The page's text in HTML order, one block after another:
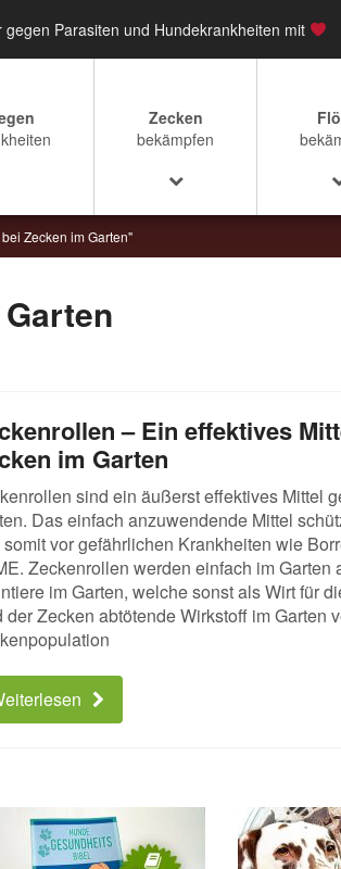
Parasiten und Hundekrankheiten mit
Zecken
bekämpfen
Zecken im Garten"
– Ein effektives
im Garten
sind ein äußerst effektives Mittel
Das einfach anzuwendende Mittel
somit vor gefährlichen Krankheiten wie
Zeckenrollen werden einfach im Garten
im Garten, welche sonst als Wirt für
der Zecken abtötende Wirkstoff im Garten